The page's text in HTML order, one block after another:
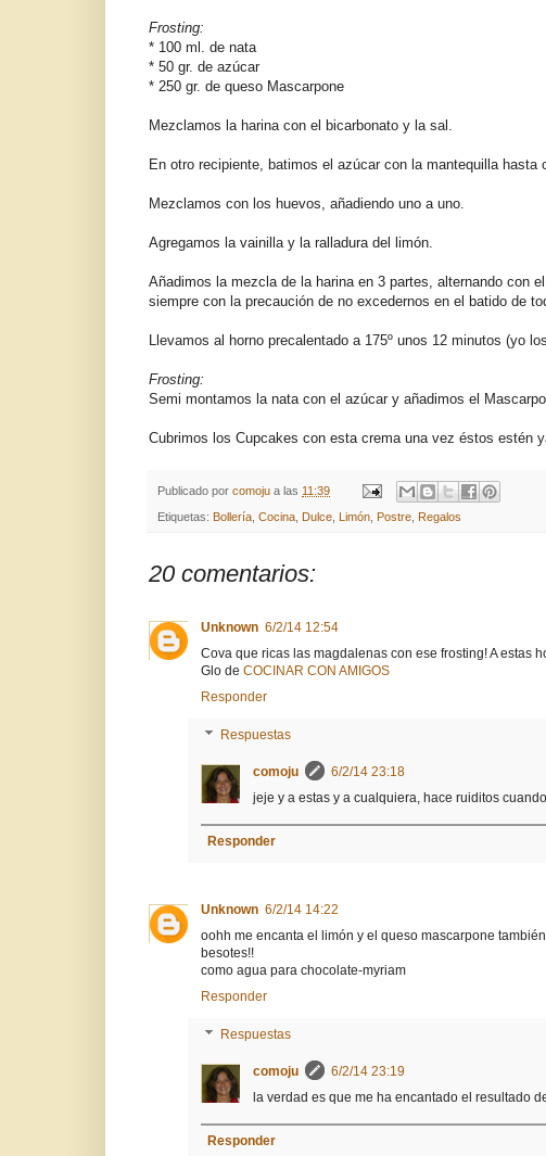
Frosting:
* 100 ml. de nata
* 50 gr. de azúcar
* 250 gr. de queso Mascarpone
Mezclamos la harina con el bicarbonato y la sal.
En otro recipiente, batimos el azúcar con la mantequilla hasta
Mezclamos con los huevos, añadiendo uno a uno.
Agregamos la vainilla y la ralladura del limón.
Añadimos la mezcla de la harina en 3 partes, alternando con
siempre con la precaución de no excedernos en el batido de
Llevamos al horno precalentado a 175º unos 12 minutos (yo
Frosting:
Semi montamos la nata con el azúcar y añadimos el
Cubrimos los Cupcakes con esta crema una vez éstos estén
Publicado por comoju a las 11:39
Etiquetas: Bollería Cocina Dulce Limón Postre Regalos
20 comentarios:
Unknown 6/2/14 12:54
Cova que ricas las magdalenas con ese frosting! A estas
Glo de COCINAR CON AMIGOS
Responder
Respuestas
comoju
6/2/14 23:18
jeje y a estas y a cualquiera, hace ruiditos
Responder
Unknown 6/2/14 14:22
oohh me encanta el limón y el queso mascarpone
besotes!!
como agua para chocolate-myriam
Responder
Respuestas
comoju
6/2/14 23:19
la verdad es que me ha encantado el resultado
Responder